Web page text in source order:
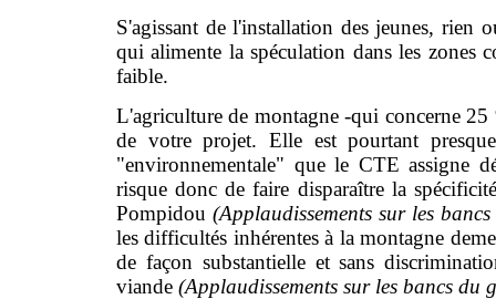
S'agissant de l'installation des jeunes, rien
qui alimente la spéculation dans les zones
faible.
L'agriculture de montagne -qui concerne
de votre projet. Elle est pourtant
"environnementale" que le CTE assigne
risque donc de faire disparaître la
Pompidou(Applaudissements sur les
les difficultés inhérentes à la montagne
de façon substantielle et sans
viande (Applaudissements sur les bancs